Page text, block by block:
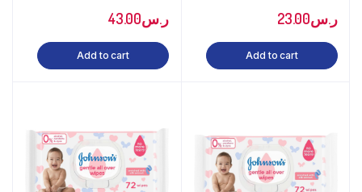
ر.س23.00
Add to cart
ر.س43.00
Add to cart